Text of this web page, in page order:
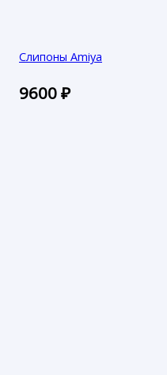
Слипоны Amiya
9600₽